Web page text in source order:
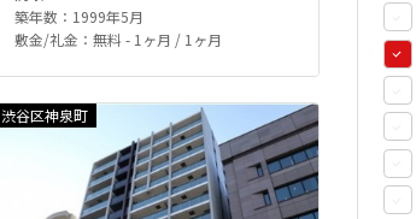
築年数：1999年5月
敷金/礼金：無料 - 1ヶ月 / 1ヶ月
渋谷区神泉町